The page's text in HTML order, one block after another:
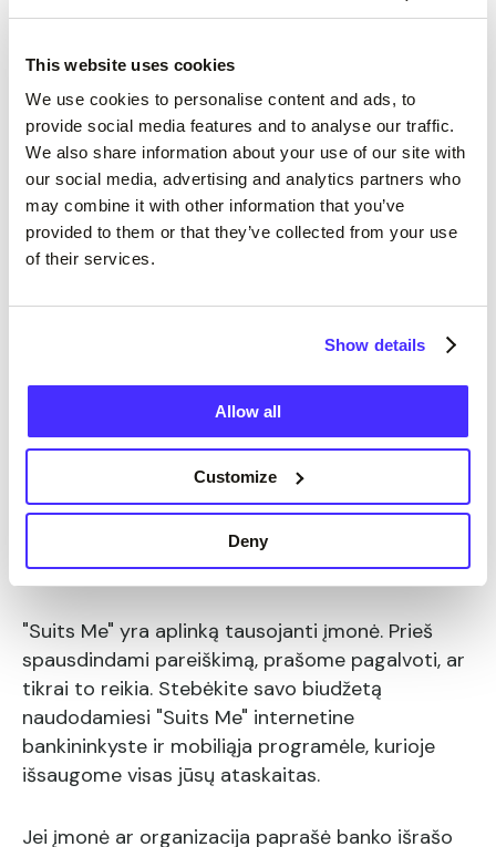
This website uses cookies
We use cookies to personalise content and ads, to
provide social media features and to analyse our traffic.
We also share information about your use of our site with
our social media, advertising and analytics partners who
may combine it with other information that you’ve
provided to them or that they’ve collected from your use
of their services.
Show details
Allow all
Customize
Deny
Dabar galite atsisiųsti išrašą į savo įrenginį ir, jei
norite, jį peržiūrėti ir atsispausdinti.
Aplinkosaugos problemos
"Suits Me" yra aplinką tausojanti įmonė. Prieš
spausdindami pareiškimą, prašome pagalvoti, ar
tikrai to reikia. Stebėkite savo biudžetą
naudodamiesi "Suits Me" internetine
bankininkyste ir mobiliąja programėle, kurioje
išsaugome visas jūsų ataskaitas.
Jei įmonė ar organizacija paprašė banko išrašo